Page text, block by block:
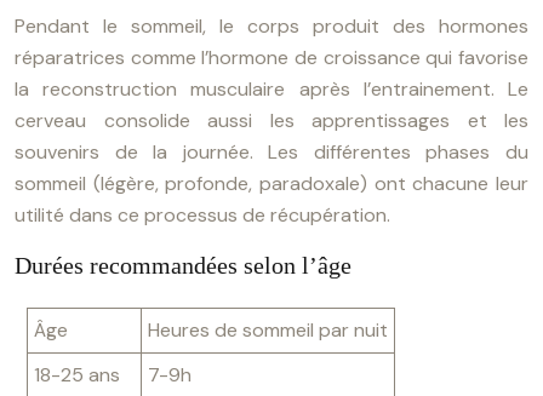
Pendant le sommeil, le corps produit des hormones
réparatrices comme l’hormone de croissance qui favorise
la reconstruction musculaire après l’entrainement. Le
cerveau consolide aussi les apprentissages et les
souvenirs de la journée. Les différentes phases du
sommeil (légère, profonde, paradoxale) ont chacune leur
utilité dans ce processus de récupération.
Durées recommandées selon l’âge
Âge
Heures de sommeil par nuit
18-25 ans
7-9h